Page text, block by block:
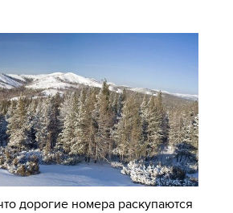
дорогие номера раскупаются